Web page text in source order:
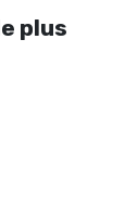
plus